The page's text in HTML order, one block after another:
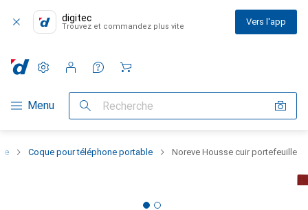
digitec
Trouvez et commandez plus vite Vers l'app
Navigation par catégorie
Menu Recherche
Paramètres
Compte client
Listes de comparaison
Listes d'envies
Panier
Coque pour téléphone portable Noreve Housse cuir portefeuille